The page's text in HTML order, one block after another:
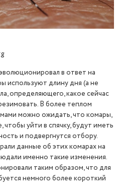
в ответ на
используют длину дня (а не
определяющего, какое сейчас
В более теплом
можно ожидать, что комары,
уйти в спячку, будут иметь
и подвергнутся отбору.
данные об этих комарах на
именно такие изменения.
таким образом, что для
немного более короткий